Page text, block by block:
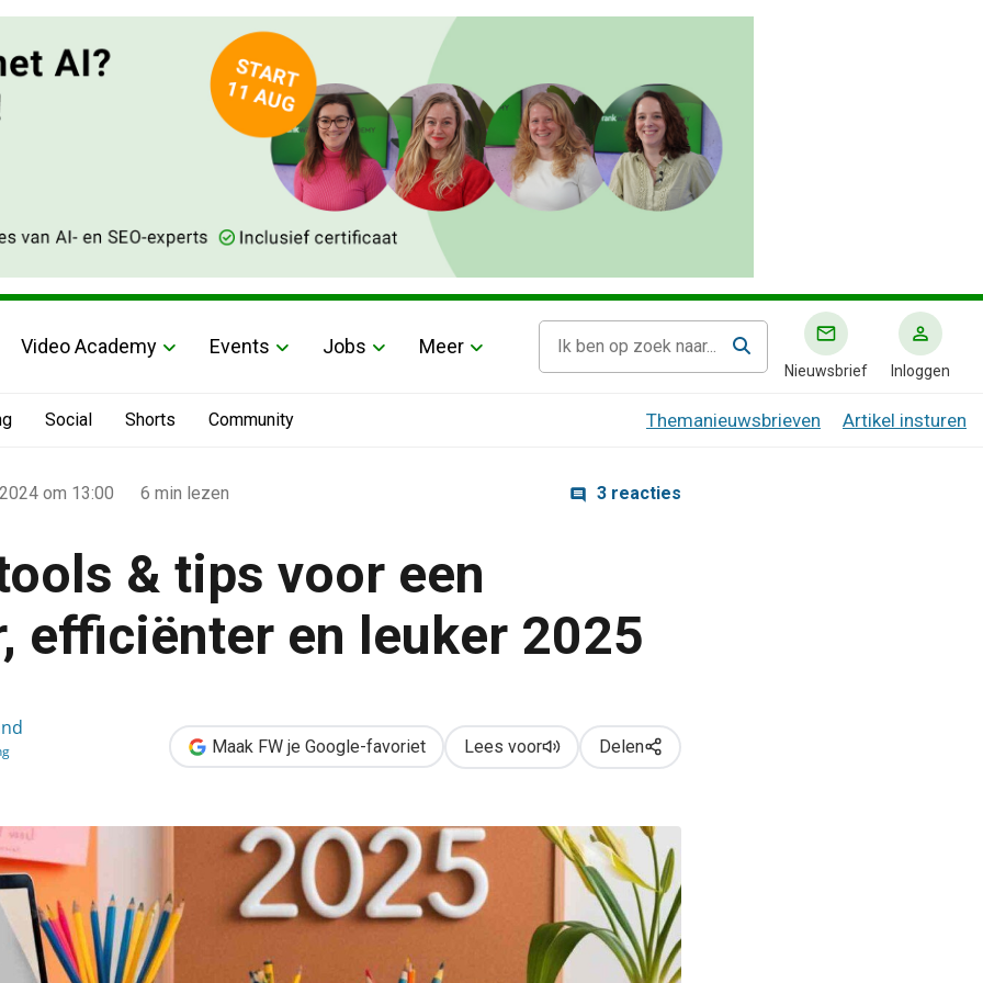
Video Academy Events Jobs Meer
Nieuwsbrief Inloggen
Social Shorts Community Themanieuwsbrieven Artikel insturen
om 13:00 6 min lezen 3 reacties
& tips voor een
efficiënter en leuker 2025
Maak FW je Google-favoriet Lees voor Delen